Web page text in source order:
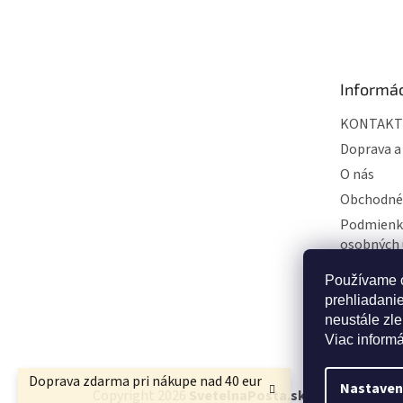
Používame
neustále
Viac
Doprava zdarma pri nákupe nad 40 eur
KONTAKT
Doprava
O nás
osobných
BLOG
SvetelnaPosta.sk . Všetky práva